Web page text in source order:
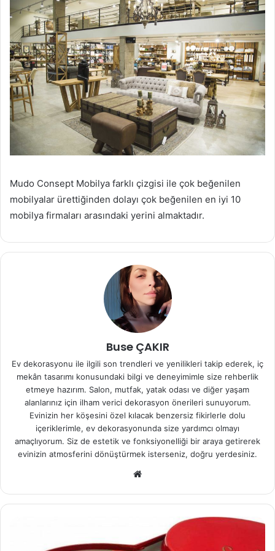
Mudo Consept Mobilya farklı çizgisi ile çok beğenilen
mobilyalar ürettiğinden dolayı çok beğenilen en iyi 10
mobilya firmaları arasındaki yerini almaktadır.
Buse ÇAKIR
Ev dekorasyonu ile ilgili son trendleri ve yenilikleri takip ederek, iç
mekân tasarımı konusundaki bilgi ve deneyimimle size rehberlik
etmeye hazırım. Salon, mutfak, yatak odası ve diğer yaşam
alanlarınız için ilham verici dekorasyon önerileri sunuyorum.
Evinizin her köşesini özel kılacak benzersiz fikirlerle dolu
içeriklerimle, ev dekorasyonunda size yardımcı olmayı
amaçlıyorum. Siz de estetik ve fonksiyonelliği bir araya getirerek
evinizin atmosferini dönüştürmek isterseniz, doğru yerdesiniz.
sit